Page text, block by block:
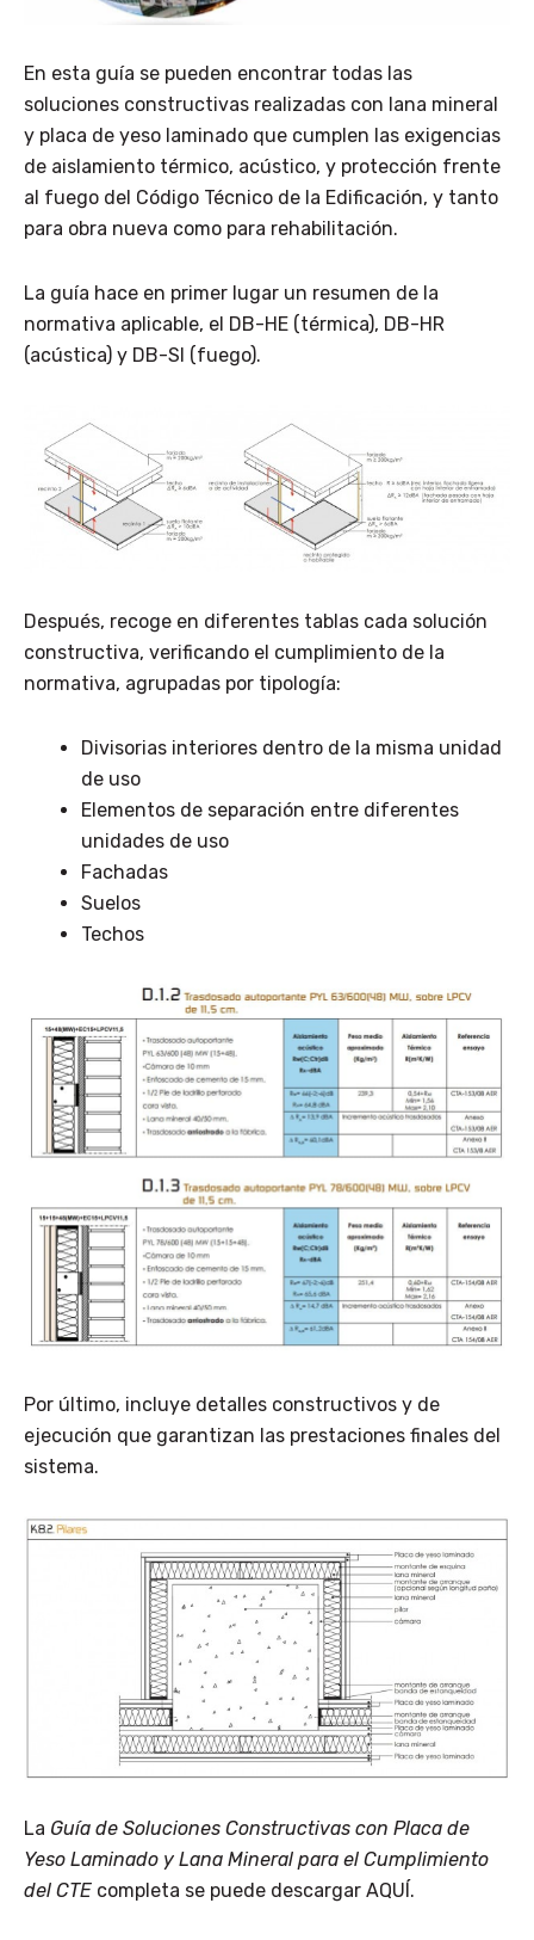
En esta guía se pueden encontrar todas las
soluciones constructivas realizadas con lana mineral
y placa de yeso laminado que cumplen las exigencias
de aislamiento térmico, acústico, y protección frente
al fuego del Código Técnico de la Edificación, y tanto
para obra nueva como para rehabilitación.
La guía hace en primer lugar un resumen de la
normativa aplicable, el DB-HE (térmica), DB-HR
(acústica) y DB-SI (fuego).
Después, recoge en diferentes tablas cada solución
constructiva, verificando el cumplimiento de la
normativa, agrupadas por tipología:
Divisorias interiores dentro de la misma unidad
de uso
Elementos de separación entre diferentes
unidades de uso
Fachadas
Suelos
Techos
Por último, incluye detalles constructivos y de
ejecución que garantizan las prestaciones finales del
sistema.
La Guía de Soluciones Constructivas con Placa de
Yeso Laminado y Lana Mineral para el Cumplimiento
del CTE completa se puede descargar AQUÍ.